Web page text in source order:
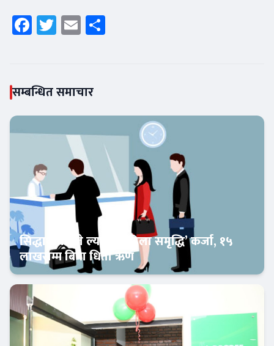
Facebook
Twitter
Email
सम्बन्धित समाचार
सिद्धार्थ बैंकले ल्यायो ‘महिला समृद्धि’ कर्जा, १५
लाखसम्म बिना धितो ऋण